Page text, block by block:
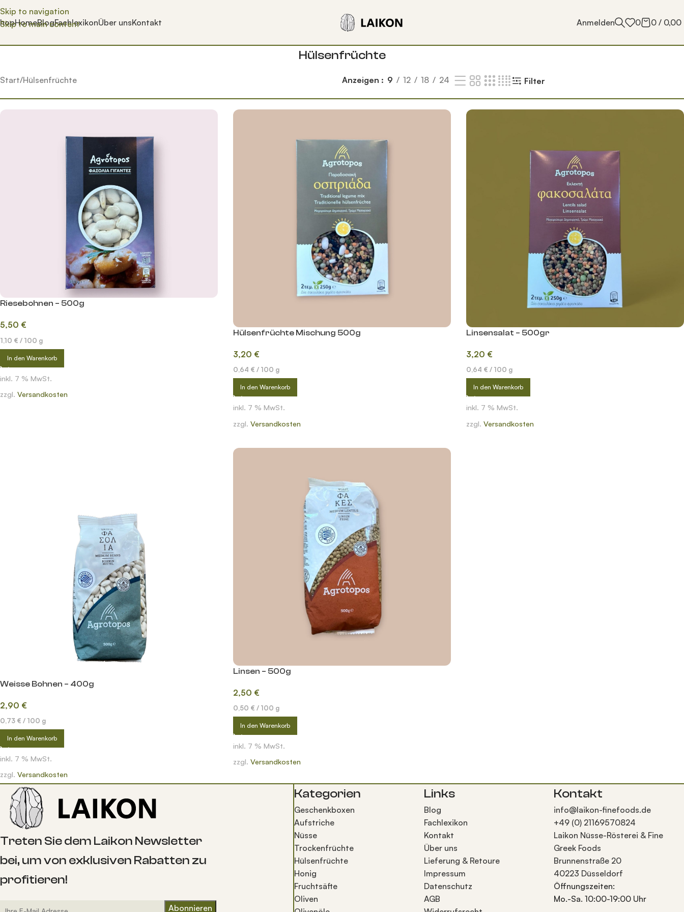
Skip to navigation
Skip to main content
HomeBlogFachlexikonÜber unsKontakt Anmelden 0 0 / 0,00
Hülsenfrüchte
Start Hülsenfrüchte Anzeigen 9 12 18 24 Filter
Riesebohnen – 500g
5,50 €
1,10 € / 100 g
In den Warenkorb
inkl. 7 % MwSt.
zzgl. Versandkosten
Hülsenfrüchte Mischung 500g
3,20 €
0,64 € / 100 g
In den Warenkorb
inkl. 7 % MwSt.
zzgl. Versandkosten
Linsensalat – 500gr
3,20 €
0,64 € / 100 g
In den Warenkorb
inkl. 7 % MwSt.
zzgl. Versandkosten
Weisse Bohnen – 400g
2,90 €
0,73 € / 100 g
In den Warenkorb
inkl. 7 % MwSt.
zzgl. Versandkosten
Linsen – 500g
2,50 €
0,50 € / 100 g
In den Warenkorb
inkl. 7 % MwSt.
zzgl. Versandkosten
Treten Sie dem Laikon Newsletter
bei, um von exklusiven Rabatten zu
profitieren!
Kategorien
Geschenkboxen
Aufstriche
Nüsse
Trockenfrüchte
Hülsenfrüchte
Honig
Fruchtsäfte
Oliven
Links
Blog
Fachlexikon
Kontakt
Über uns
Lieferung & Retoure
Impressum
Datenschutz
AGB
Kontakt
info@laikon-finefoods.de
+49 (0) 21169570824
Laikon Nüsse-Rösterei & Fine
Greek Foods
Brunnenstraße 20
40223 Düsseldorf
Öffnungszeiten:
Mo.-Sa. 10:00-19:00 Uhr